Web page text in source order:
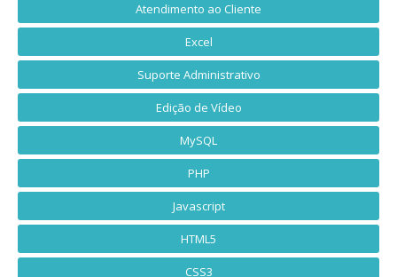
Atendimento ao Cliente
Excel
Suporte Administrativo
Edição de Vídeo
MySQL
PHP
Javascript
HTML5
CSS3